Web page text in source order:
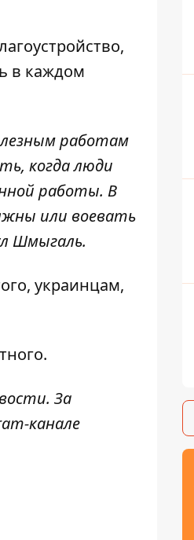
в каждом
работам
когда люди
работы. В
или воевать
Шмыгаль.
украинцам,
.
За
канале